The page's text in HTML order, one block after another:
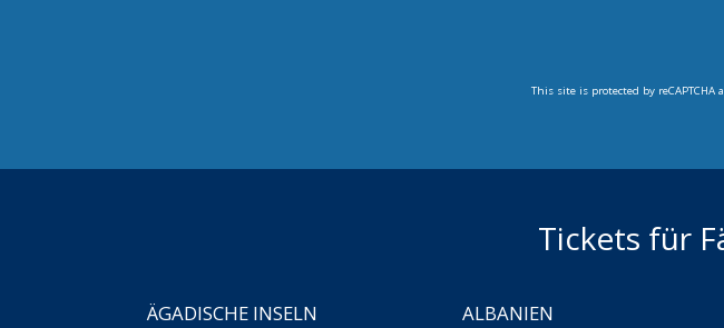
This site is protected by reCAPTCHA
Tickets für
ÄGADISCHE INSELN ALBANIEN